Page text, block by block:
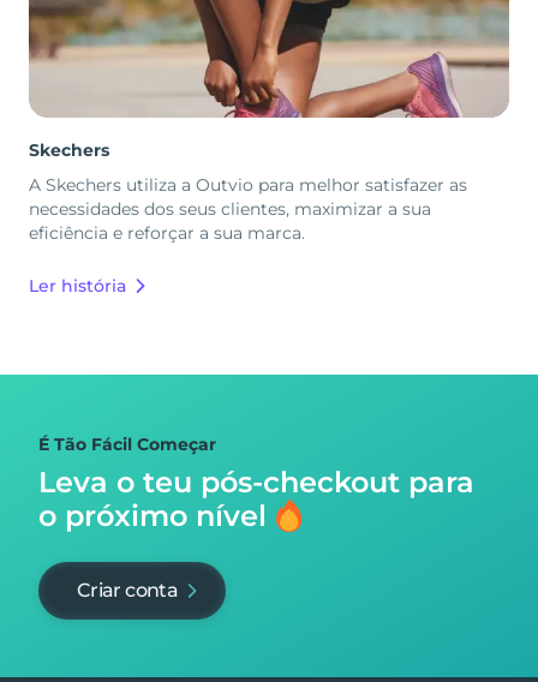
Skechers
A Skechers utiliza a Outvio para melhor satisfazer as
necessidades dos seus clientes, maximizar a sua
eficiência e reforçar a sua marca.
Ler história
É Tão Fácil Começar
Leva o teu pós-checkout para
o próximo nível
Criar conta